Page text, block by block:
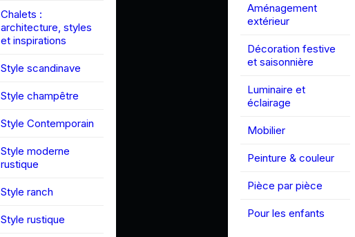
Chalets :
architecture, styles
et inspirations
Style scandinave
Style champêtre
Style Contemporain
Style moderne
rustique
Style ranch
Style rustique
Aménagement
extérieur
Décoration festive
et saisonnière
Luminaire et
éclairage
Mobilier
Peinture & couleur
Pièce par pièce
Pour les enfants